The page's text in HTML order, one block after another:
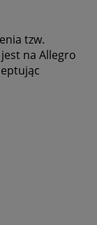
tzw.
na Allegro